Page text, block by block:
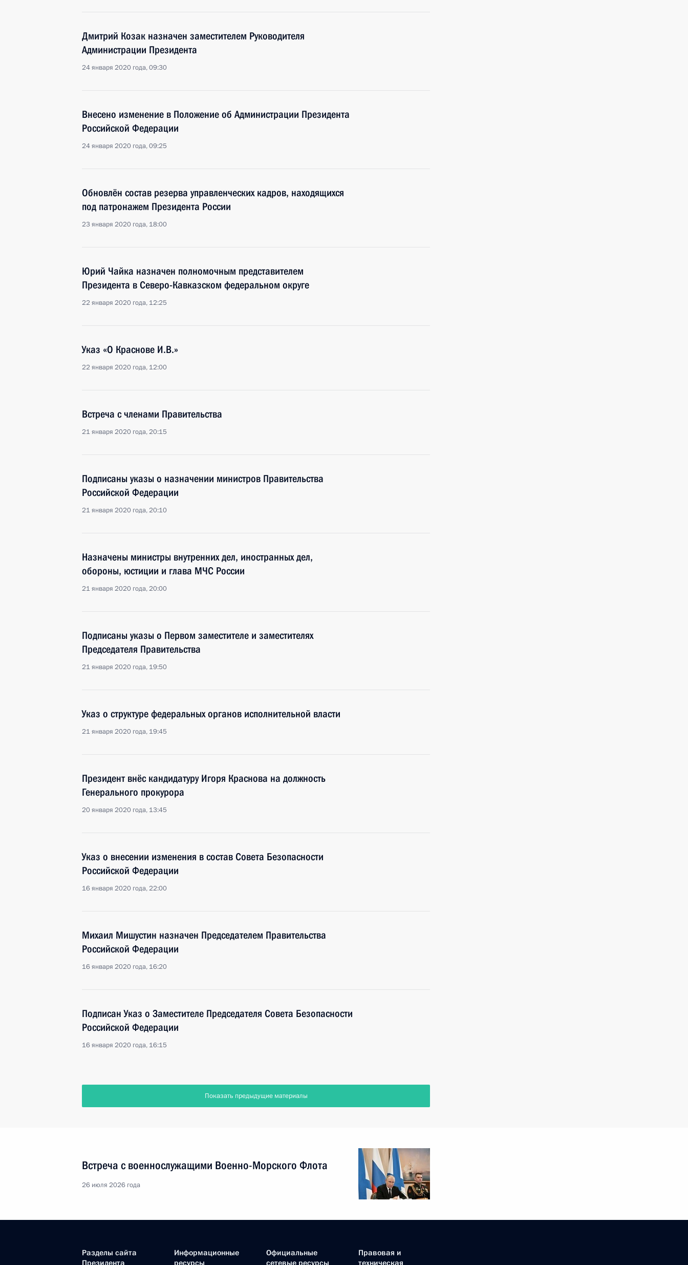
Дмитрий Козак назначен заместителем Руководителя
Администрации Президента
24 января 2020 года, 09:30
Внесено изменение в Положение об Администрации Президента
Российской Федерации
24 января 2020 года, 09:25
Обновлён состав резерва управленческих кадров, находящихся
под патронажем Президента России
23 января 2020 года, 18:00
Юрий Чайка назначен полномочным представителем
Президента в Северо-Кавказском федеральном округе
22 января 2020 года, 12:25
Указ «О Краснове И.В.»
22 января 2020 года, 12:00
Встреча с членами Правительства
21 января 2020 года, 20:15
Подписаны указы о назначении министров Правительства
Российской Федерации
21 января 2020 года, 20:10
Назначены министры внутренних дел, иностранных дел,
обороны, юстиции и глава МЧС России
21 января 2020 года, 20:00
Подписаны указы о Первом заместителе и заместителях
Председателя Правительства
21 января 2020 года, 19:50
Указ о структуре федеральных органов исполнительной власти
21 января 2020 года, 19:45
Президент внёс кандидатуру Игоря Краснова на должность
Генерального прокурора
20 января 2020 года, 13:45
Указ о внесении изменения в состав Совета Безопасности
Российской Федерации
16 января 2020 года, 22:00
Михаил Мишустин назначен Председателем Правительства
Российской Федерации
16 января 2020 года, 16:20
Подписан Указ о Заместителе Председателя Совета Безопасности
Российской Федерации
16 января 2020 года, 16:15
Показать предыдущие материалы
Встреча с военнослужащими Военно-Морского Флота
26 июля 2026 года
Разделы сайта
Президента
Информационные
ресурсы
Официальные
сетевые ресурсы
Правовая и
техническая